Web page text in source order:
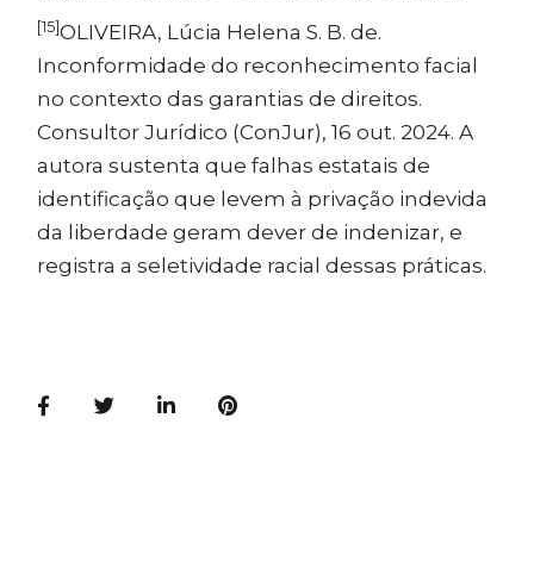
[15]OLIVEIRA, Lúcia Helena S. B. de.
Inconformidade do reconhecimento facial
no contexto das garantias de direitos.
Consultor Jurídico (ConJur), 16 out. 2024. A
autora sustenta que falhas estatais de
identificação que levem à privação indevida
da liberdade geram dever de indenizar, e
registra a seletividade racial dessas práticas.